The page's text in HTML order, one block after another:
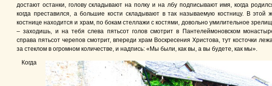
достают останки, голову складывают на полку и на лбу подписывают имя, когда
когда преставился, а большие кости складывают в так называемую костницу. В этой
костнице находится и храм, по бокам стеллажи с костями, довольно умилительное
– заходишь, и на тебя слева пятьсот голов смотрит в Пантелеймоновском
справа пятьсот черепов смотрит, впереди храм Воскресения Христова, тут косточки
за стеклом в огромном количестве, и надпись: «Мы были, как вы, а вы будете, как мы».
Когда